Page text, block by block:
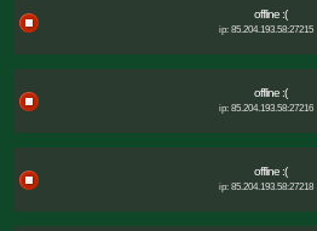
offline :(
ip: 85.204.193.58:27215
offline :(
ip: 85.204.193.58:27216
offline :(
ip: 85.204.193.58:27218